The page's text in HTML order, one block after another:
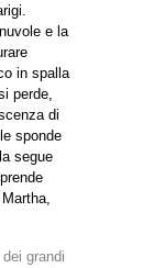
e la
in spalla
perde,
di
sponde
segue
grandi